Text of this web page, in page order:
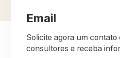
Email
Solicite agora um contato
consultores e receba